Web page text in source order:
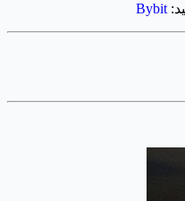
Bybit